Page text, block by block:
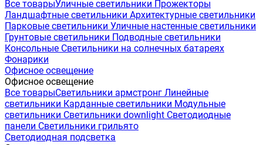
Все товарыУличные светильники Прожекторы
Ландшафтные светильники Архитектурные светильники
Парковые светильники Уличные настенные светильники
Грунтовые светильники Подводные светильники
Консольные Светильники на солнечных батареях
Фонарики
Офисное освещение
Офисное освещение
Все товарыСветильники армстронг Линейные
светильники Карданные светильники Модульные
светильники Светильники downlight Светодиодные
панели Светильники грильято
Светодиодная подсветка